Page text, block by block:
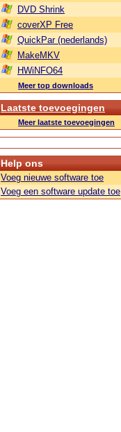
DVD Shrink
coverXP Free
QuickPar (nederlands)
MakeMKV
HWiNFO64
Meer top downloads
Laatste toevoegingen
Meer laatste toevoegingen
Help ons
Voeg nieuwe software toe
Voeg een software update toe